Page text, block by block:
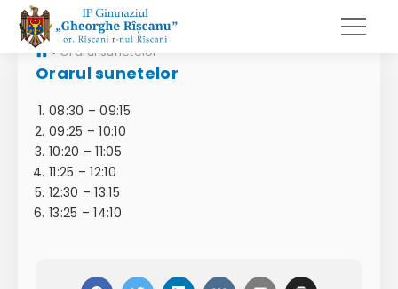
» Orarul sunetelor
Orarul sunetelor
08:30 – 09:15
09:25 – 10:10
10:20 – 11:05
11:25 – 12:10
12:30 – 13:15
13:25 – 14:10